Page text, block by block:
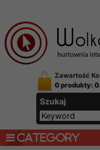
Zawartość
0 produkty:
Szukaj
CATEGORY